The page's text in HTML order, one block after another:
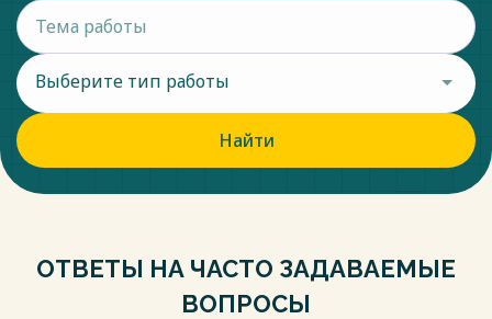
Выберите тип работы
Найти
ОТВЕТЫ НА ЧАСТО ЗАДАВАЕМЫЕ
ВОПРОСЫ